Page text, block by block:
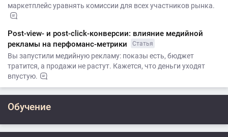
маркетплейс уравнять комиссии для всех участников рынка.
Post-view- и post-click-конверсии: влияние медийной
рекламы на перфоманс-метрики
Статья
Вы запустили медийную рекламу: показы есть, бюджет
тратится, а продажи не растут. Кажется, что деньги уходят
впустую.
Обучение